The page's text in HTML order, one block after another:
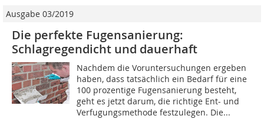
Ausgabe 03/2019
Die perfekte Fugensanierung:
Schlagregendicht und dauerhaft
Nachdem die Voruntersuchungen ergeben
haben, dass tatsächlich ein Bedarf für eine
100 prozentige Fugensanierung besteht,
geht es jetzt darum, die richtige Ent- und
Verfugungsmethode festzulegen. Die...